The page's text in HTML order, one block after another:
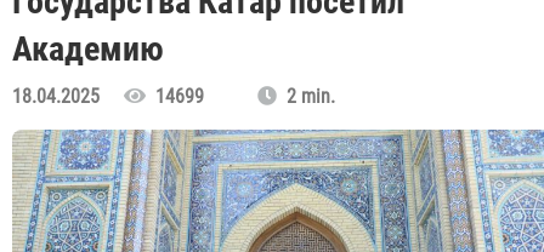
Академию
18.04.2025 14699 2 min.